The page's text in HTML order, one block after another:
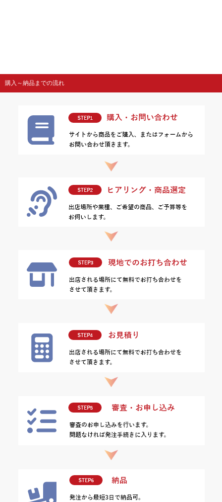
購入～納品までの流れ